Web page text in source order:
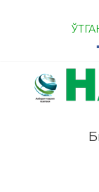
МЕССИ ВА